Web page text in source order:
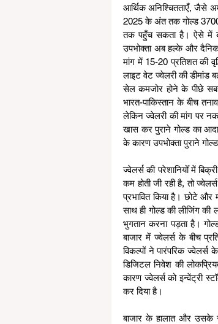
आर्थिक अनिश्चितताएँ, जैसे
2025 के अंत तक गोल्ड
तक पहुँच सकता है। ऐसे में
उपभोक्ता अब हल्के और
मांग में 15-20 प्रतिशत की
लाइट वेट ज्वेलरी की डीमांड
सेल कमजोर होने के पीछे
भारत-पाकिस्तान के बीच
लेकिन ज्वेलरी की मांग पर
खास कर पुराने गोल्ड का
के कारण उपभोक्ता पुराने
ज्वेलर्स की परेशानियोँ में
कम होती जी रही है, तो
प्रभावित किया है। छोटे और
साथ ही गोल्ड की लीजिंग
भुगतान करना पड़ता है।
बाजार में ज्वेलर्स के बीच
विकल्पों ने पारंपरिक ज्वेलर्स
डिजिटल निवेश की
कारण ज्वेलर्स को इन्वेंट्री
कर दिया है।
बाजार के हालात और उसके